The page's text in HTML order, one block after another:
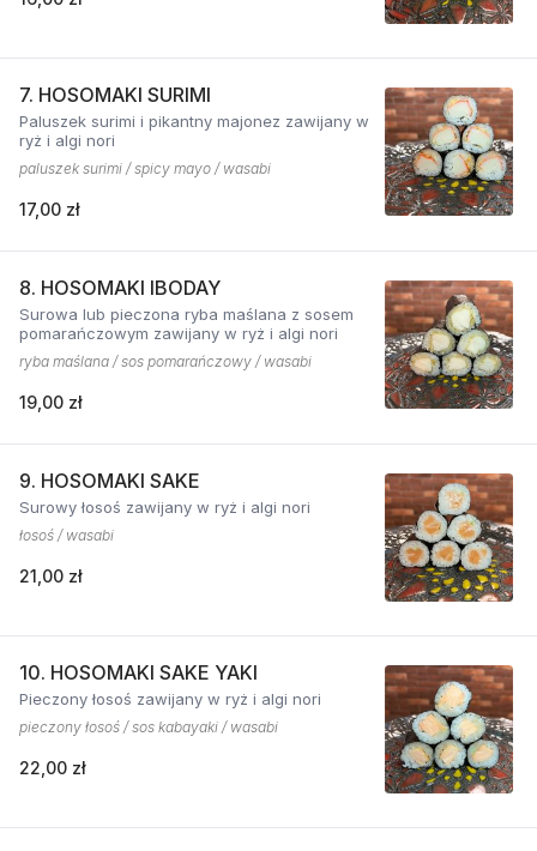
7. HOSOMAKI SURIMI
Paluszek surimi i pikantny majonez zawijany w
ryż i algi nori
paluszek surimi / spicy mayo / wasabi
17,00 zł
8. HOSOMAKI IBODAY
Surowa lub pieczona ryba maślana z sosem
pomarańczowym zawijany w ryż i algi nori
ryba maślana / sos pomarańczowy / wasabi
19,00 zł
9. HOSOMAKI SAKE
Surowy łosoś zawijany w ryż i algi nori
łosoś / wasabi
21,00 zł
10. HOSOMAKI SAKE YAKI
Pieczony łosoś zawijany w ryż i algi nori
pieczony łosoś / sos kabayaki / wasabi
22,00 zł